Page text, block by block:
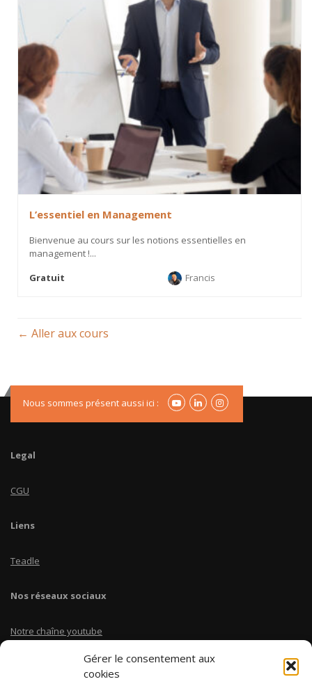
Gérer le consentement aux
cookies
L’essentiel en Management
Bienvenue au cours sur les notions essentielles en
management !...
Gratuit
Francis
Aller aux cours
Nous sommes présent aussi ici :
Legal
CGU
Liens
Teadle
Nos réseaux sociaux
Notre chaîne youtube